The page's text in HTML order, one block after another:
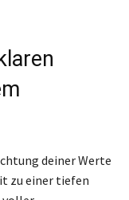
deiner Werte
zu einer tiefen